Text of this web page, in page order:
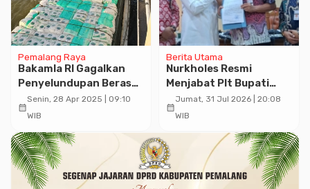
Pemalang Raya
Bakamla RI Gagalkan
Penyelundupan Beras
dan Gula Pasir Subsidi di
Sei Nyamuk Sebatik,
calendar_month
Senin, 28 Apr 2025 | 09:10
WIB
Berita Utama
Nurkholes Resmi
Menjabat Plt Bupati
Pemalang
calendar_month
Jumat, 31 Jul 2026 | 20:08
WIB